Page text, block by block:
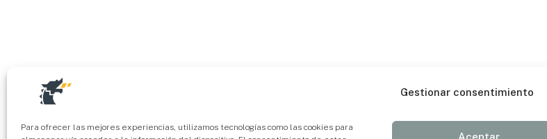
Gestionar consentimiento
Para ofrecer las mejores experiencias, utilizamos tecnologías como las cookies para
Aceptar